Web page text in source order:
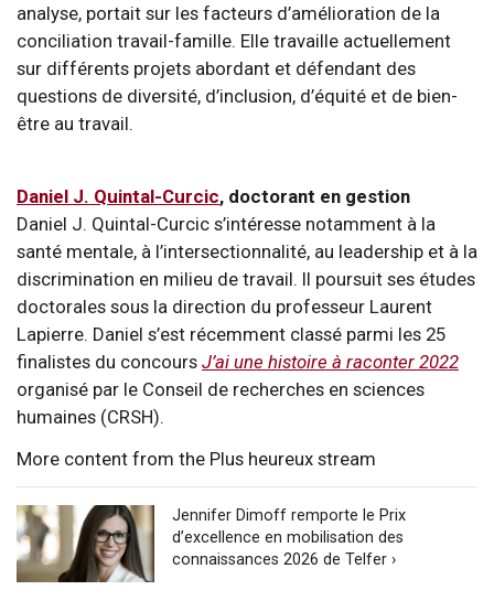
analyse, portait sur les facteurs d’amélioration de la
conciliation travail-famille. Elle travaille actuellement
sur différents projets abordant et défendant des
questions de diversité, d’inclusion, d’équité et de bien-
être au travail.
Daniel J. Quintal-Curcic, doctorant en gestion
Daniel J. Quintal-Curcic s’intéresse notamment à la
santé mentale, à l’intersectionnalité, au leadership et à la
discrimination en milieu de travail. Il poursuit ses études
doctorales sous la direction du professeur Laurent
Lapierre. Daniel s’est récemment classé parmi les 25
finalistes du concours J’ai une histoire à raconter 2022
organisé par le Conseil de recherches en sciences
humaines (CRSH).
More content from the Plus heureux stream
Jennifer Dimoff remporte le Prix
d’excellence en mobilisation des
connaissances 2026 de Telfer ›